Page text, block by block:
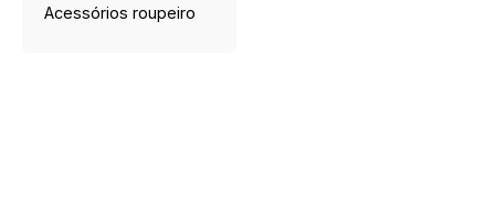
Acessórios roupeiro